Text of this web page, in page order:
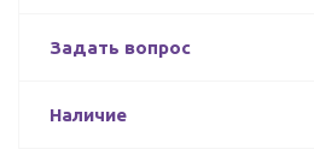
Задать вопрос
Наличие